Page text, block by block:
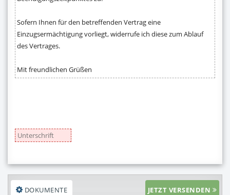
DOKUMENTE JETZT VERSENDEN